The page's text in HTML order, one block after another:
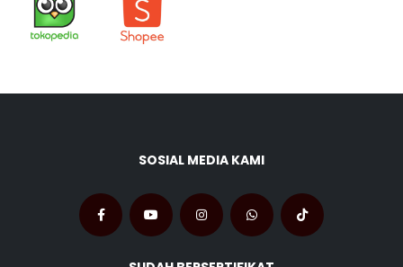
SOSIAL MEDIA KAMI